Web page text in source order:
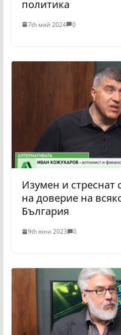
политика
7th май 2024 0
Изумен и стреснат
на доверие на
България
9th юни 2023 0